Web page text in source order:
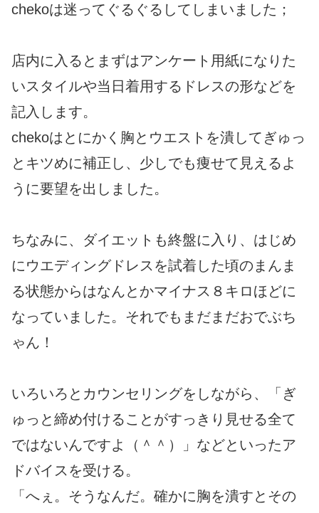
chekoは迷ってぐるぐるしてしまいました；
店内に入るとまずはアンケート用紙になりた
いスタイルや当日着用するドレスの形などを
記入します。
chekoはとにかく胸とウエストを潰してぎゅっ
とキツめに補正し、少しでも痩せて見えるよ
うに要望を出しました。
ちなみに、ダイエットも終盤に入り、はじめ
にウエディングドレスを試着した頃のまんま
る状態からはなんとかマイナス８キロほどに
なっていました。それでもまだまだおでぶち
ゃん！
いろいろとカウンセリングをしながら、「ぎ
ゅっと締め付けることがすっきり見せる全て
ではないんですよ（＾＾）」などといったア
ドバイスを受ける。
「へぇ。そうなんだ。確かに胸を潰すとその